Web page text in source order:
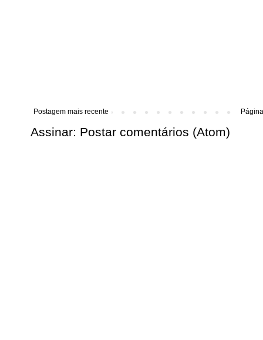
Postagem mais recente
Assinar: Postar comentários (Atom)